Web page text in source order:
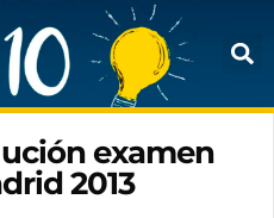
examen
2013